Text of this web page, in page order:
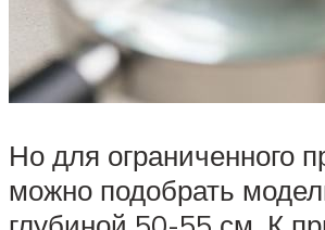
Но для ограниченного
можно подобрать